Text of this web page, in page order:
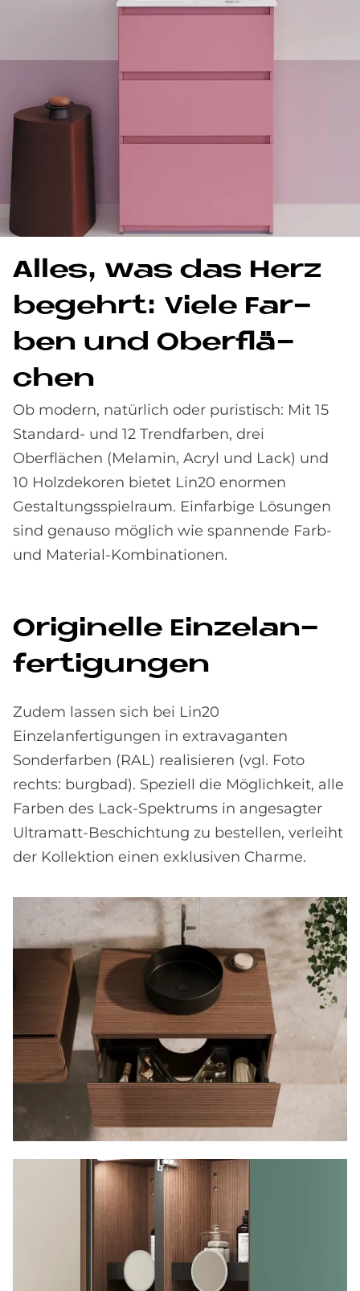
Al­les, was das Herz
be­gehrt: Vie­le Far­
ben und Ober­flä­
chen
Ob modern, natürlich oder puristisch: Mit 15
Standard- und 12 Trendfarben, drei
Oberflächen (Melamin, Acryl und Lack) und
10 Holzdekoren bietet Lin20 enormen
Gestaltungsspielraum. Einfarbige Lösungen
sind genauso möglich wie spannende Farb-
und Material-Kombinationen.
Ori­gi­nel­le Ein­zel­an­
fer­ti­gun­gen
Zudem lassen sich bei Lin20
Einzelanfertigungen in extravaganten
Sonderfarben (RAL) realisieren (vgl. Foto
rechts: burgbad). Speziell die Möglichkeit, alle
Farben des Lack-Spektrums in angesagter
Ultramatt-Beschichtung zu bestellen, verleiht
der Kollektion einen exklusiven Charme.